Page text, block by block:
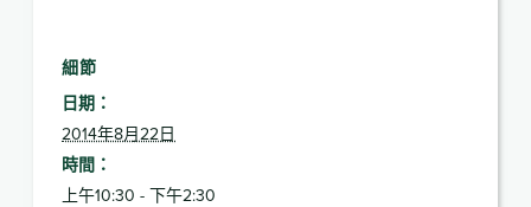
細節
日期：
2014年8月22日
時間：
上午10:30 - 下午2:30